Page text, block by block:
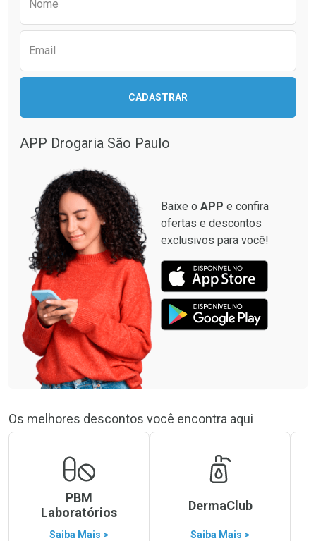
Nome
Email
CADASTRAR
APP Drogaria São Paulo
Baixe o APP e confira
ofertas e descontos
exclusivos para você!
Os melhores descontos você encontra aqui
PBM
Laboratórios
Saiba Mais >
DermaClub
Saiba Mais >